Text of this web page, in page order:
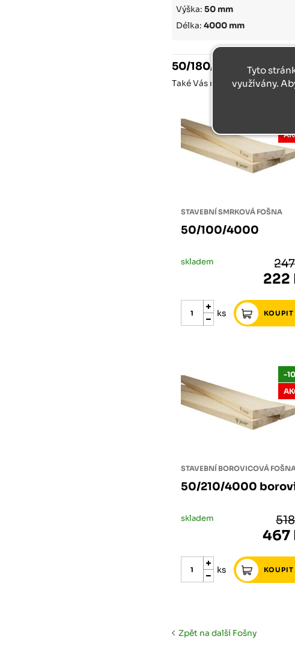
Výška:50 mm
Délka:4000 mm
50/180/4000
Také Vás může u50/180/
STAVEBNÍ SMRKOVÁ FOŠNA
50/100/4000
skladem
222
ks
STAVEBNÍ BOROVICOVÁ
50/210/4000
-
skladem
467
ks
Zpět na další Fošny
Tyto
využívány.